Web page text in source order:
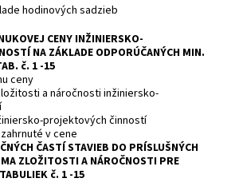
hodinových sadzieb
CENY INŽINIERSKO-
NA ZÁKLADE ODPORÚČANÝCH MIN.
č. 1 -15
ceny
a náročnosti inžiniersko-
projektových činností
v cene
ČASTÍ STAVIEB DO PRÍSLUŠNÝCH
ZLOŽITOSTI A NÁROČNOSTI PRE
č. 1 -15